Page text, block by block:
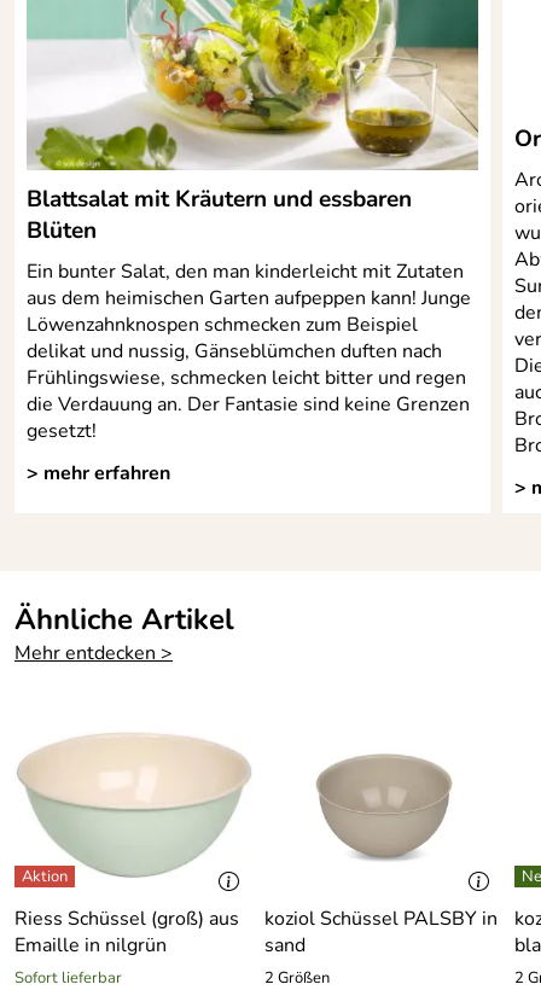
Blattsalat mit Kräutern und essbaren
Blüten
Ein bunter Salat, den man kinderleicht mit Zutaten
aus dem heimischen Garten aufpeppen kann! Junge
Löwenzahnknospen schmecken zum Beispiel
delikat und nussig, Gänseblümchen duften nach
Frühlingswiese, schmecken leicht bitter und regen
die Verdauung an. Der Fantasie sind keine Grenzen
gesetzt!
> mehr erfahren
>
Ähnliche Artikel
Mehr entdecken >
Riess Schüssel (groß) aus
Emaille in nilgrün
Sofort lieferbar
koziol Schüssel PALSBY in
sand
2 Größen
2